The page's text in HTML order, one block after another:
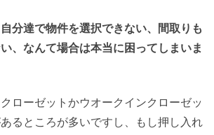
分達で物件を選択できない、間取りも
、なんて場合は本当に困ってしまいま
ローゼットかウオークインクローゼッ
るところが多いですし、もし押し入れ